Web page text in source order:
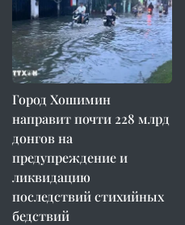
Город Хошимин
направит почти 228 млрд
донгов на
предупреждение и
ликвидацию
последствий стихийных
бедствий